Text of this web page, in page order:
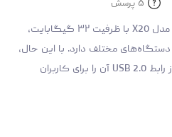
۵ پرسش
فلش مموری OTG سیلیکون پاور مدل X20 با ظرفیت ۳۲ گیگابایت،
مختلف دارد. با این حال،
سرعت انتقال پایین‌تر و استفاده از رابط USB 2.0 آن را برای کاربران